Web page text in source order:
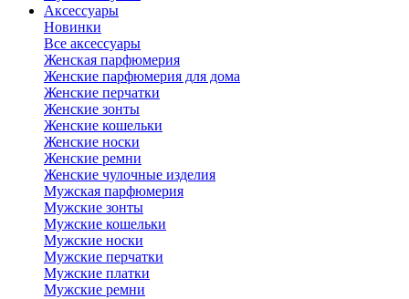
Аксессуары
Новинки
Все аксессуары
Женская парфюмерия
Женские парфюмерия для дома
Женские перчатки
Женские зонты
Женские кошельки
Женские носки
Женские ремни
Женские чулочные изделия
Мужская парфюмерия
Мужские зонты
Мужские кошельки
Мужские носки
Мужские перчатки
Мужские платки
Мужские ремни